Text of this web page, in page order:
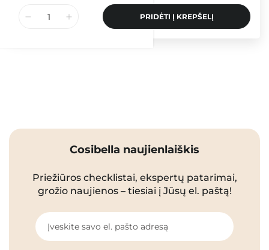
PRIDĖTI Į KREPŠELĮ
Cosibella naujienlaiškis
Priežiūros checklistai, ekspertų patarimai,
grožio naujienos – tiesiai į Jūsų el. paštą!
Įveskite savo el. pašto adresą